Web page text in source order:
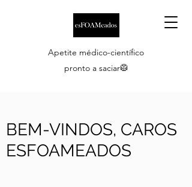
Apetite médico-científico
pronto a saciar🥼
BEM-VINDOS, CAROS
ESFOAMEADOS